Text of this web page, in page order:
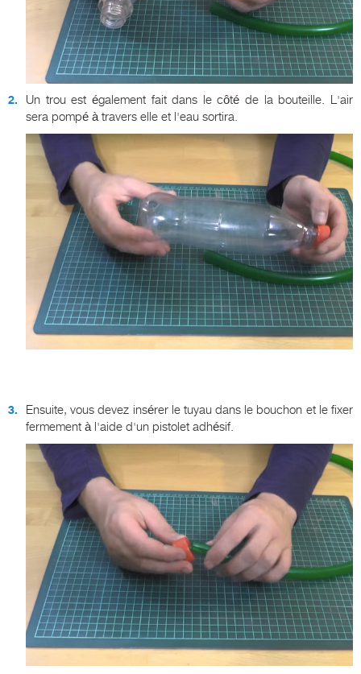
Un trou est également fait dans le côté de la bouteille. L'air
sera pompé à travers elle et l'eau sortira.
Ensuite, vous devez insérer le tuyau dans le bouchon et le fixer
fermement à l'aide d'un pistolet adhésif.